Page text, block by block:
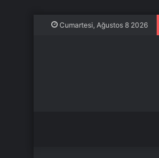
Cumartesi, Ağustos 8 2026